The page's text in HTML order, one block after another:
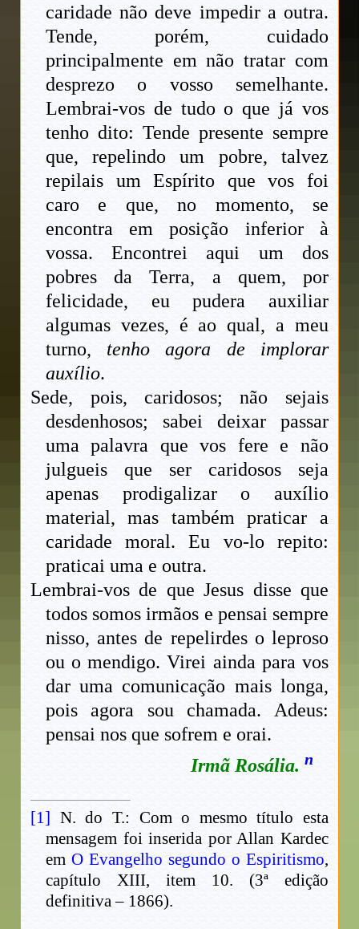
caridade não deve impedir a outra.
Tende, porém, cuidado
principalmente em não tratar com
desprezo o vosso semelhante.
Lembrai-vos de tudo o que já vos
tenho dito: Tende presente sempre
que, repelindo um pobre, talvez
repilais um Espírito que vos foi
caro e que, no momento, se
encontra em posição inferior à
vossa. Encontrei aqui um dos
pobres da Terra, a quem, por
felicidade, eu pudera auxiliar
algumas vezes, é ao qual, a meu
turno, tenho agora de implorar
auxílio.
Sede, pois, caridosos; não sejais
desdenhosos; sabei deixar passar
uma palavra que vos fere e não
julgueis que ser caridosos seja
apenas prodigalizar o auxílio
material, mas também praticar a
caridade moral. Eu vo-lo repito:
praticai uma e outra.
Lembrai-vos de que Jesus disse que
todos somos irmãos e pensai sempre
nisso, antes de repelirdes o leproso
ou o mendigo. Virei ainda para vos
dar uma comunicação mais longa,
pois agora sou chamada. Adeus:
pensai nos que sofrem e orai.
Irmã Rosália. n
[1] N. do T.: Com o mesmo título esta
mensagem foi inserida por Allan Kardec
em O Evangelho segundo o Espiritismo,
capítulo XIII, item 10. (3ª edição
definitiva – 1866).